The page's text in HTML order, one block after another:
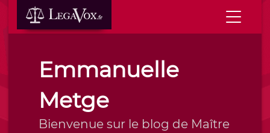
Emmanuelle
Metge
Bienvenue sur le blog de Maître